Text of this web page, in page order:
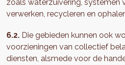
zoals waterzuivering, systemen
verwerken, recycleren en
6.2. Die gebieden kunnen ook
voorzieningen van collectief
diensten, alsmede voor de